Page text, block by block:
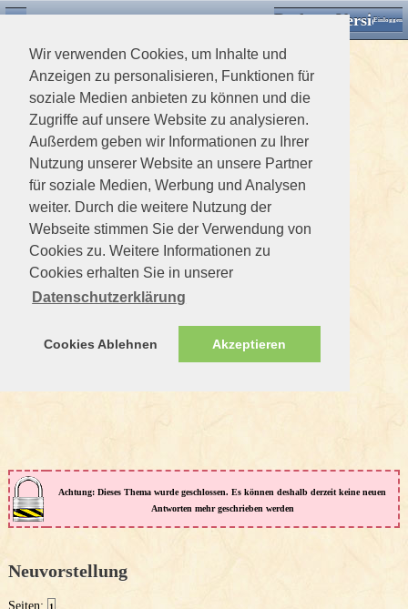
Wir verwenden Cookies, um Inhalte und
Anzeigen zu personalisieren, Funktionen für
soziale Medien anbieten zu können und die
Zugriffe auf unsere Website zu analysieren.
Außerdem geben wir Informationen zu Ihrer
Nutzung unserer Website an unsere Partner
für soziale Medien, Werbung und Analysen
weiter. Durch die weitere Nutzung der
Webseite stimmen Sie der Verwendung von
Cookies zu. Weitere Informationen zu
Cookies erhalten Sie in unserer
Datenschutzerklärung
Cookies Ablehnen Akzeptieren
Desktop VersionEinloggen
Achtung: Dieses Thema wurde geschlossen. Es können deshalb derzeit keine neuen
Antworten mehr geschrieben werden
Neuvorstellung
Seiten: 1